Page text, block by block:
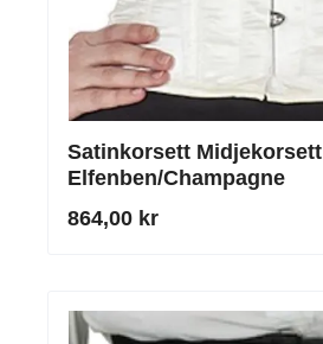
Satinkorsett Midjekorsett
Elfenben/Champagne
864,00 kr